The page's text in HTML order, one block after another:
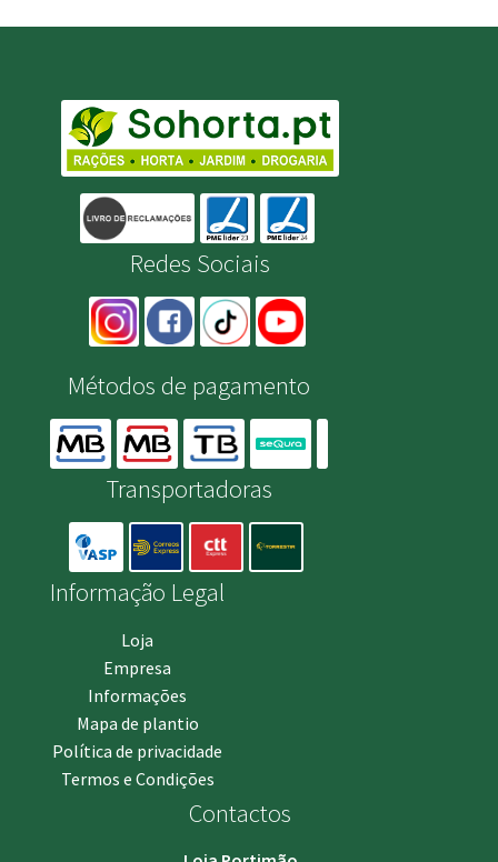
Redes Sociais
Métodos de pagamento
Transportadoras
Informação Legal
Loja
Empresa
Informações
Mapa de plantio
Política de privacidade
Termos e Condições
Contactos